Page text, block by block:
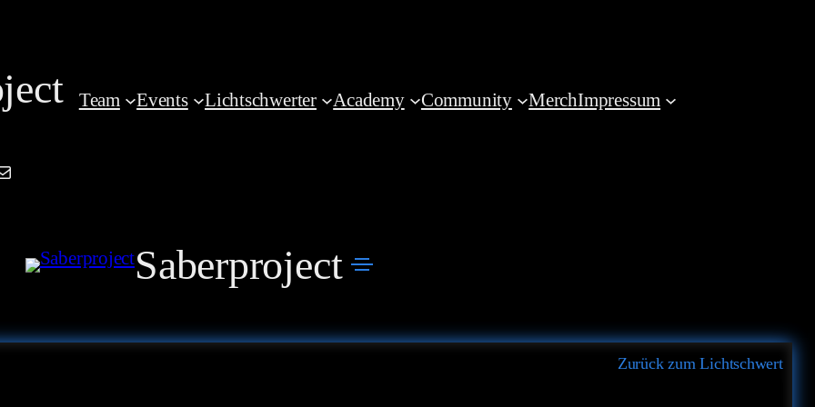
Team Events Lichtschwerter Academy Community MerchImpressum
Saberproject
Zurück zum Lichtschwert